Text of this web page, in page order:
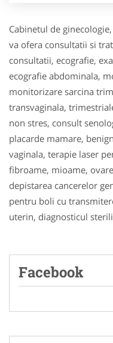
Cabinetul de
va ofera consultatii si
consultatii, ecografie,
ecografie abdominala,
monitorizare sarcina
transvaginala,
non stres, consult
placarde mamare,
vaginala, terapie laser
fibroame, mioame,
depistarea cancerelor
pentru boli cu
uterin, diagnosticul
Facebook